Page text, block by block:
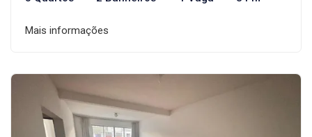
Mais informações